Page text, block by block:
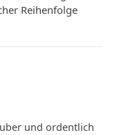
Reihenfolge
und ordentlich